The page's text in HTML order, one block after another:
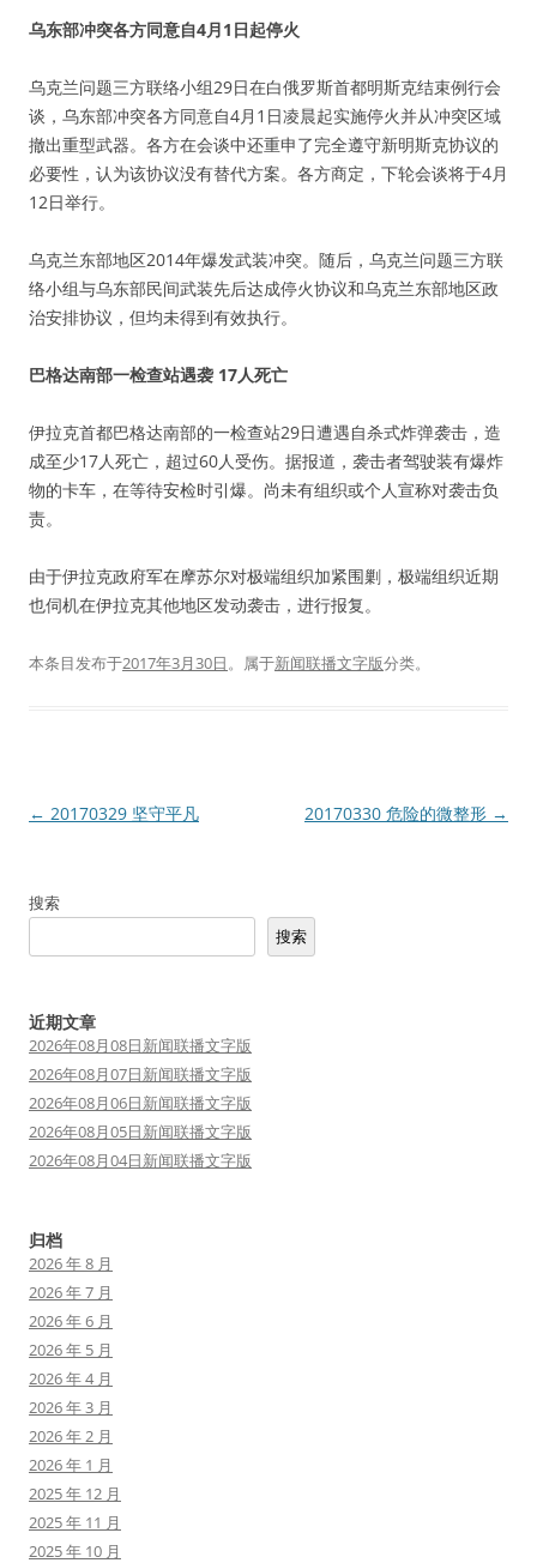
乌东部冲突各方同意自4月1日起停火
乌克兰问题三方联络小组29日在白俄罗斯首都明斯克结束例行会
谈，乌东部冲突各方同意自4月1日凌晨起实施停火并从冲突区域
撤出重型武器。各方在会谈中还重申了完全遵守新明斯克协议的
必要性，认为该协议没有替代方案。各方商定，下轮会谈将于4月
12日举行。
乌克兰东部地区2014年爆发武装冲突。随后，乌克兰问题三方联
络小组与乌东部民间武装先后达成停火协议和乌克兰东部地区政
治安排协议，但均未得到有效执行。
巴格达南部一检查站遇袭 17人死亡
伊拉克首都巴格达南部的一检查站29日遭遇自杀式炸弹袭击，造
成至少17人死亡，超过60人受伤。据报道，袭击者驾驶装有爆炸
物的卡车，在等待安检时引爆。尚未有组织或个人宣称对袭击负
责。
由于伊拉克政府军在摩苏尔对极端组织加紧围剿，极端组织近期
也伺机在伊拉克其他地区发动袭击，进行报复。
本条目发布于2017年3月30日。属于新闻联播文字版分类。
文
航
← 20170329 坚守平凡 20170330 危险的微整形 →
搜索
搜索
近期文章
2026年08月08日新闻联播文字版
2026年08月07日新闻联播文字版
2026年08月06日新闻联播文字版
2026年08月05日新闻联播文字版
2026年08月04日新闻联播文字版
归档
2026 年 8 月
2026 年 7 月
2026 年 6 月
2026 年 5 月
2026 年 4 月
2026 年 3 月
2026 年 2 月
2026 年 1 月
2025 年 12 月
2025 年 11 月
2025 年 10 月